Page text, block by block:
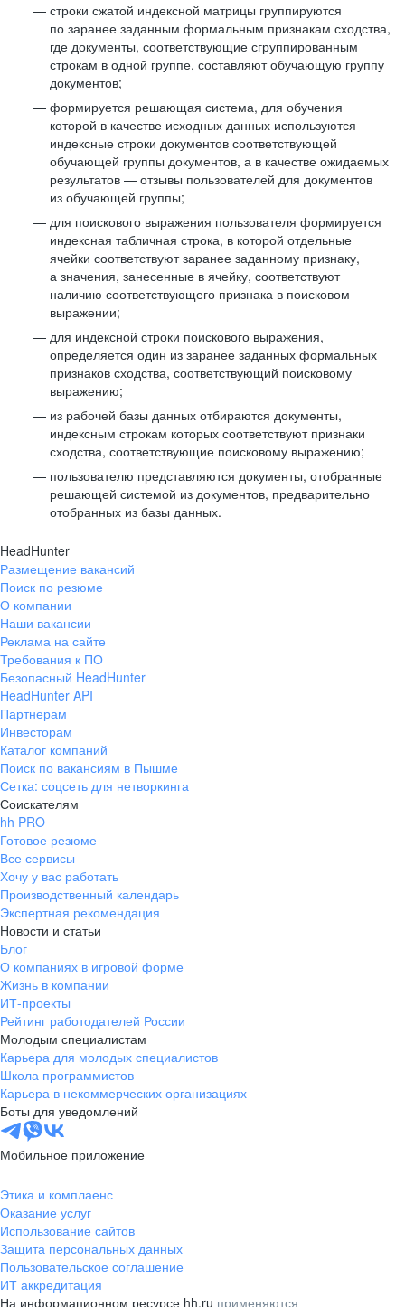
строки сжатой индексной матрицы группируются
по заранее заданным формальным признакам сходства,
где документы, соответствующие сгруппированным
строкам в одной группе, составляют обучающую группу
документов;
формируется решающая система, для обучения
которой в качестве исходных данных используются
индексные строки документов соответствующей
обучающей группы документов, а в качестве ожидаемых
результатов — отзывы пользователей для документов
из обучающей группы;
для поискового выражения пользователя формируется
индексная табличная строка, в которой отдельные
ячейки соответствуют заранее заданному признаку,
а значения, занесенные в ячейку, соответствуют
наличию соответствующего признака в поисковом
выражении;
для индексной строки поискового выражения,
определяется один из заранее заданных формальных
признаков сходства, соответствующий поисковому
выражению;
из рабочей базы данных отбираются документы,
индексным строкам которых соответствуют признаки
сходства, соответствующие поисковому выражению;
пользователю представляются документы, отобранные
решающей системой из документов, предварительно
отобранных из базы данных.
HeadHunter
Размещение вакансий
Поиск по резюме
О компании
Наши вакансии
Реклама на сайте
Требования к ПО
Безопасный HeadHunter
HeadHunter API
Партнерам
Инвесторам
Каталог компаний
Поиск по вакансиям в Пышме
Сетка: соцсеть для нетворкинга
Соискателям
hh PRO
Готовое резюме
Все сервисы
Хочу у вас работать
Производственный календарь
Экспертная рекомендация
Новости и статьи
Блог
О компаниях в игровой форме
Жизнь в компании
ИТ-проекты
Рейтинг работодателей России
Молодым специалистам
Карьера для молодых специалистов
Школа программистов
Карьера в некоммерческих организациях
Боты для уведомлений
Мобильное приложение
Этика и комплаенс
Оказание услуг
Использование сайтов
Защита персональных данных
Пользовательское соглашение
ИТ аккредитация
На информационном ресурсе hh.ru применяются